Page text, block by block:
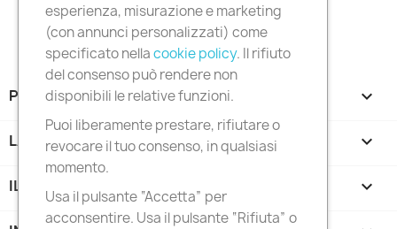
PRODOTTI 
LA NOSTRA AZIENDA 
IL TUO ACCOUNT 
esperienza, misurazione e marketing
(con annunci personalizzati) come
specificato nellacookie policy. Il rifiuto
del consenso può rendere non
disponibili le relative funzioni.
Puoi liberamente prestare, rifiutare o
revocare il tuo consenso, in qualsiasi
momento.
Usa il pulsante “Accetta” per
acconsentire. Usa il pulsante “Rifiuta” o